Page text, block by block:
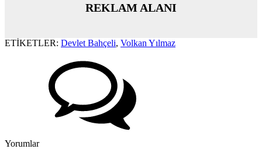
REKLAM ALANI
ETİKETLER: Devlet Bahçeli, Volkan Yılmaz
Yorumlar